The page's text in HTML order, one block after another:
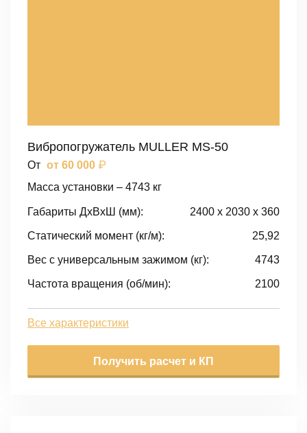
Вибропогружатель MULLER MS-50
От от 60 000 ₽
Масса установки – 4743 кг
Габариты ДxВxШ (мм): 2400 x 2030 x 360
Статический момент (кг/м): 25,92
Вес с универсальным зажимом (кг): 4743
Частота вращения (об/мин): 2100
Все характеристики
Получить расчет и КП